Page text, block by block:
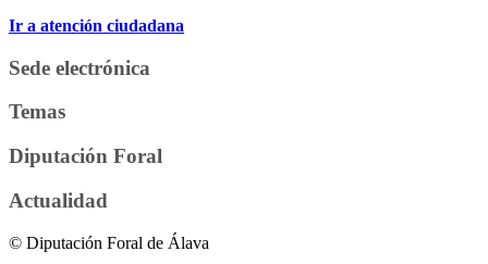
Ir a atención ciudadana
Sede electrónica
Temas
Diputación Foral
Actualidad
© Diputación Foral de Álava